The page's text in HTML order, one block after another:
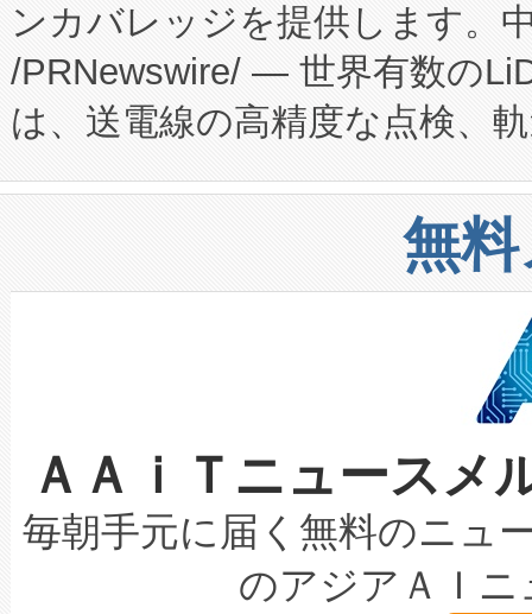
Fully-Connected Continuous
プログラムには、施設設計・
に関する技術移転および知的
構造化トレーニングカリキュ
上げおよび商用化段階におけ
設備整備および立ち上げ調整
加組織は、Enzeneのバイオ
選定された製品について、自
取得できる可能性もあります
設には、3億～4億ドルかか
最高経営責任者（CEO）であ
す。「当社のfully-connected
ーエネルギー貯蔵システム（
た。 Voltaiq独自のAI搭載プラ
定、統合、導入、運用に至る
安全性を追跡し、確保する事
増加しているデータセンター
る電力網に大きな負担をかけ
事業者の負担軽減という課題
系統連系を迅速にし、ピーク
限を超えて利用可能な電力容
持できるよう貢献します。こ
ービスレベル契約（SLA）違
テリー性能の劣化によるダウ
ンカバレッジを提供します。
/PRNewswire/ — 世界有数の
は、送電線の高精度な点検、
や穀物倉庫におけるバルク材
リューション「Avia 2」を発
したAvia 2は、1,000メート
狭視野のFOVを切り替えるこ
ケーブル、枝などの細かな対
なレーザースポットにより、
な環境下でも豊かなディテー
キロメートル範囲を検出
LiDAR for Inspections,
無
ＡＡｉＴニュース
毎朝手元に届く無料のニュ
のアジアＡＩ